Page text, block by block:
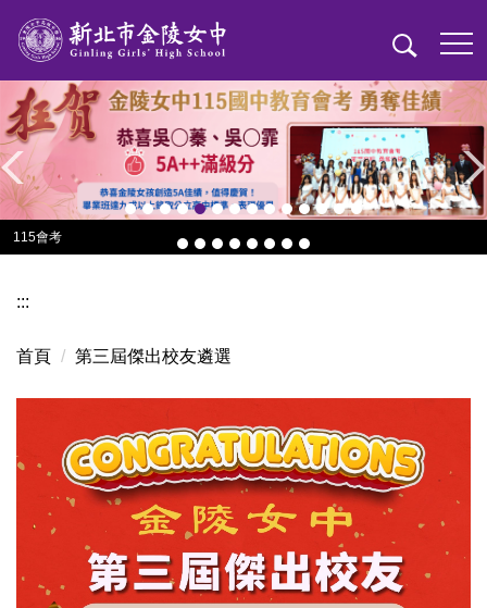
到
要
內
容
區
115會考
:::
首頁 第三屆傑出校友遴選